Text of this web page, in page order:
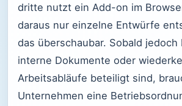
dritte nutzt ein Add-on im
daraus nur einzelne Entwürfe
das überschaubar. Sobald jedoch
interne Dokumente oder
Arbeitsabläufe beteiligt sind,
Unternehmen eine